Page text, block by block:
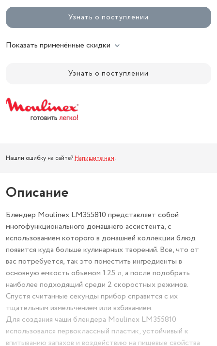
Узнать о поступлении
Показать применённые скидки
Узнать о поступлении
Нашли ошибку на сайте? Напишите нам.
Описание
Блендер Moulinex LM355810 представляет собой
многофункционального домашнего ассистента, с
использованием которого в домашней коллекции блюд
появится куда больше кулинарных творений. Все, что от
вас потребуется, так это поместить ингредиенты в
основную емкость объемом 1.25 л, а после подобрать
наиболее подходящий среди 2 скоростных режимов.
Спустя считанные секунды прибор справится с их
тщательным измельчением или взбиванием.
Для создания чаши блендера Moulinex LM355810
использовался первоклассный пластик, устойчивый к
впитыванию запахов и воздействию на пищевые свойства